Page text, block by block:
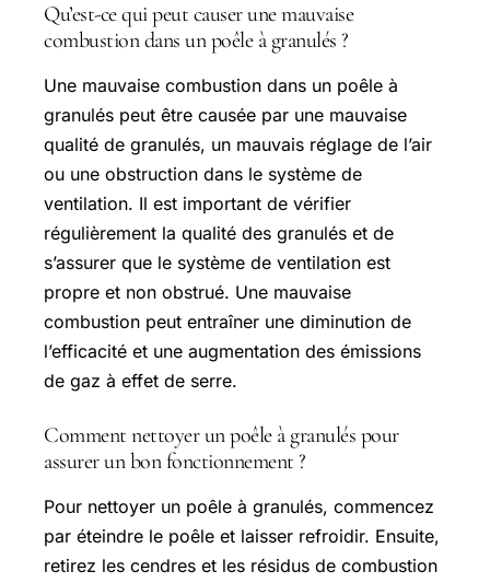
Qu’est-ce qui peut causer une mauvaise
combustion dans un poêle à granulés ?
Une mauvaise combustion dans un poêle à
granulés peut être causée par une mauvaise
qualité de granulés, un mauvais réglage de l’air
ou une obstruction dans le système de
ventilation. Il est important de vérifier
régulièrement la qualité des granulés et de
s’assurer que le système de ventilation est
propre et non obstrué. Une mauvaise
combustion peut entraîner une diminution de
l’efficacité et une augmentation des émissions
de gaz à effet de serre.
Comment nettoyer un poêle à granulés pour
assurer un bon fonctionnement ?
Pour nettoyer un poêle à granulés, commencez
par éteindre le poêle et laisser refroidir. Ensuite,
retirez les cendres et les résidus de combustion